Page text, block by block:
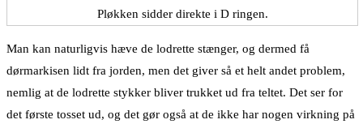
Pløkken sidder direkte i D ringen.
Man kan naturligvis hæve de lodrette stænger, og dermed få
dørmarkisen lidt fra jorden, men det giver så et helt andet problem,
nemlig at de lodrette stykker bliver trukket ud fra teltet. Det ser for
det første tosset ud, og det gør også at de ikke har nogen virkning på